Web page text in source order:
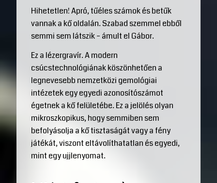
Hihetetlen! Apró, tűéles számok és betűk
vannak a kő oldalán. Szabad szemmel ebből
semmi sem látszik – ámult el Gábor.
Ez a lézergravír. A modern
csúcstechnológiának köszönhetően a
legnevesebb nemzetközi gemológiai
intézetek egy egyedi azonosítószámot
égetnek a kő felületébe. Ez a jelölés olyan
mikroszkopikus, hogy semmiben sem
befolyásolja a kő tisztaságát vagy a fény
játékát, viszont eltávolíthatatlan és egyedi,
mint egy ujjlenyomat.